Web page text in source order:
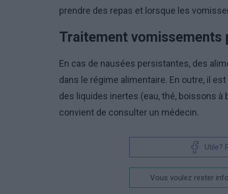
prendre des repas et lorsque les
Traitement vomissements
En cas de nausées persistantes, des
dans le régime alimentaire. En outre, il
des liquides inertes (eau, thé, boissons à
convient de consulter un médecin.
Utile?
Vous voulez rester